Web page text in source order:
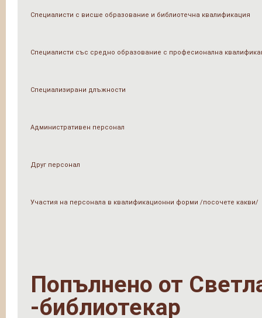
Специалисти с висше образование и библиотечна квалификация
Специалисти със средно образование с професионална
Специализирани длъжности
Административен персонал
Друг персонал
Участия на персонала в квалификационни форми /посочете какви/
Попълнено от
-библиотекар